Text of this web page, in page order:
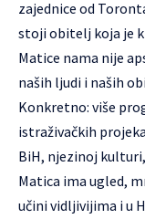
zajednice od
stoji obitelj koja je
Matice nama nije
naših ljudi i naših
Konkretno: više
istraživačkih
BiH, njezinoj
Matica ima ugled,
učini vidljivijima i u